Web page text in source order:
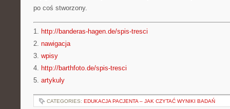
po coś stworzony.
1. http://banderas-hagen.de/spis-tresci
2. nawigacja
3. wpisy
4. http://barthfoto.de/spis-tresci
5. artykuly
CATEGORIES: EDUKACJA PACJENTA – JAK CZYTAĆ WYNIKI BADAŃ